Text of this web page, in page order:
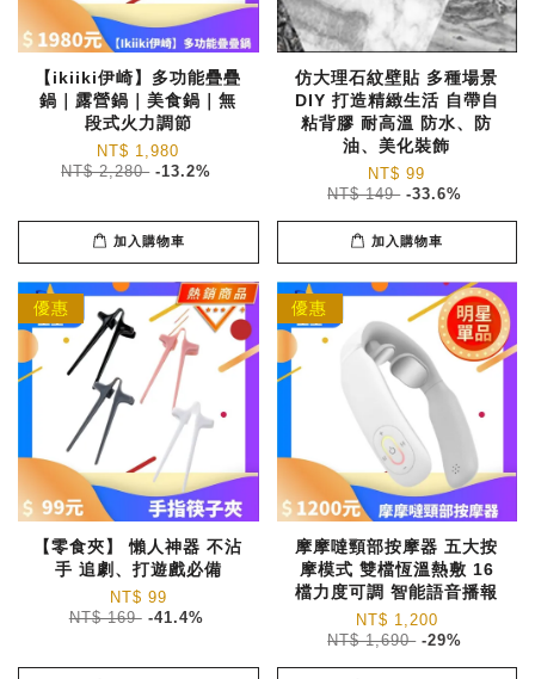
【ikiiki伊崎】多功能疊疊
鍋｜露營鍋｜美食鍋｜無
段式火力調節
NT$ 1,980
NT$ 2,280 -13.2%
加入購物車
仿大理石紋壁貼 多種場景
DIY 打造精緻生活 自帶自
粘背膠 耐高溫 防水、防
油、美化裝飾
NT$ 99
NT$ 149 -33.6%
加入購物車
優惠
【零食夾】 懶人神器 不沾
手 追劇、打遊戲必備
NT$ 99
NT$ 169 -41.4%
優惠
摩摩噠頸部按摩器 五大按
摩模式 雙檔恆溫熱敷 16
檔力度可調 智能語音播報
NT$ 1,200
NT$ 1,690 -29%